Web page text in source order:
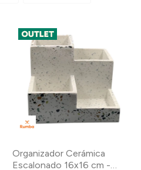
Organizador Cerámica
Escalonado 16x16 cm -